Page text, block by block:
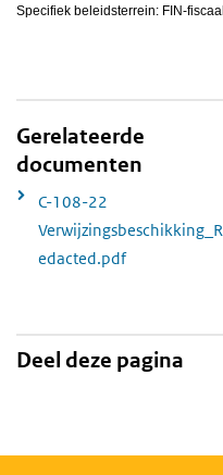
Specifiek beleidsterrein: FIN-fiscaal
Gerelateerde
documenten
C-108-22
Verwijzingsbeschikking_R
edacted.pdf
Deel deze pagina